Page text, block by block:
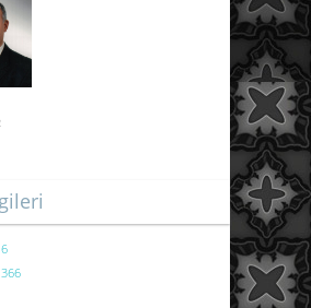
6
366